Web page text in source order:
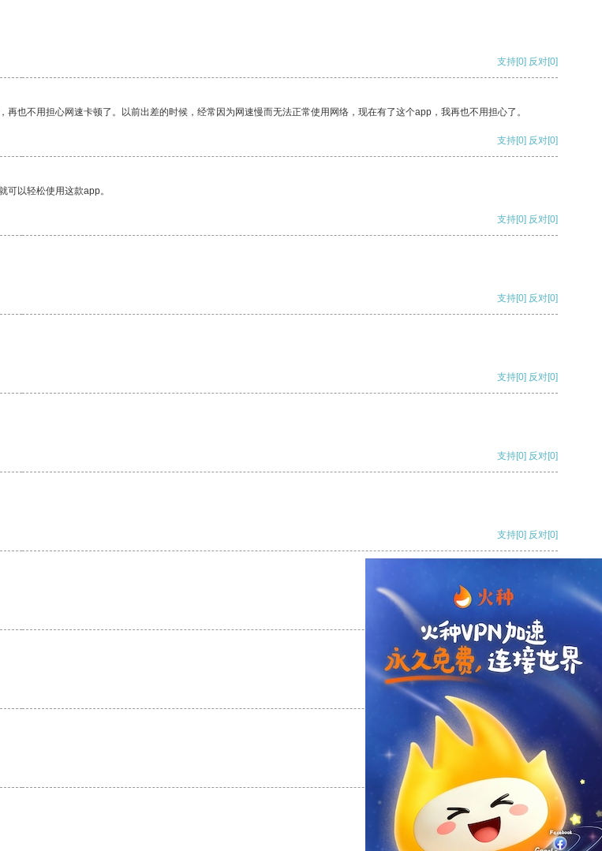
支持[0] 反对[0]
也不用担心网速卡顿了。以前出差的时候，经常因为网速慢而无法正常使用网络，现在有了这个app，我再也不用担心了。
支持[0] 反对[0]
以轻松使用这款app。
支持[0] 反对[0]
支持[0] 反对[0]
支持[0] 反对[0]
支持[0] 反对[0]
支持[0] 反对[0]
反对
反对[0]